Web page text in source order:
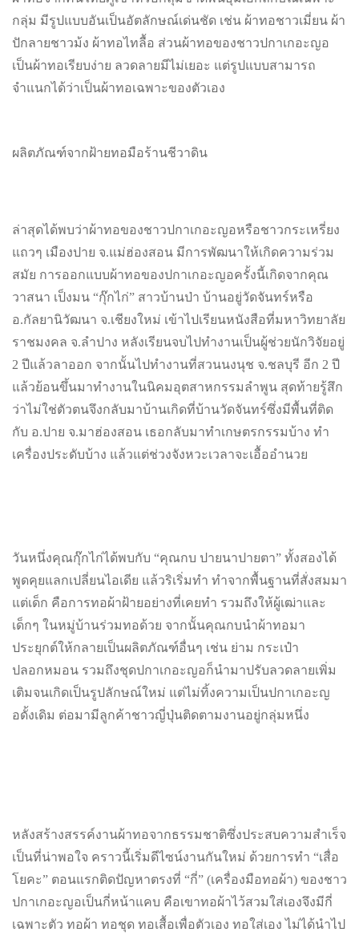
กลุ่ม มีรูปแบบอันเป็นอัตลักษณ์เด่นชัด เช่น ผ้าทอชาวเมี่ยน ผ้า
ปักลายชาวม้ง ผ้าทอไทลื้อ ส่วนผ้าทอของชาวปกาเกอะญอ
เป็นผ้าทอเรียบง่าย ลวดลายมีไม่เยอะ แต่รูปแบบสามารถ
จำแนกได้ว่าเป็นผ้าทอเฉพาะของตัวเอง
ผลิตภัณฑ์จากฝ้ายทอมือร้านชีวาดิน
ล่าสุดได้พบว่าผ้าทอของชาวปกาเกอะญอหรือชาวกระเหรี่ยง
แถวๆ เมืองปาย จ.แม่ฮ่องสอน มีการพัฒนาให้เกิดความร่วม
สมัย การออกแบบผ้าทอของปกาเกอะญอครั้งนี้เกิดจากคุณ
วาสนา เป็งมน “กุ๊กไก่” สาวบ้านป่า บ้านอยู่วัดจันทร์หรือ
อ.กัลยานิวัฒนา จ.เชียงใหม่ เข้าไปเรียนหนังสือที่มหาวิทยาลัย
ราชมงคล จ.ลำปาง หลังเรียนจบไปทำงานเป็นผู้ช่วยนักวิจัยอยู่
2 ปีแล้วลาออก จากนั้นไปทำงานที่สวนนงนุช จ.ชลบุรี อีก 2 ปี
แล้วย้อนขึ้นมาทำงานในนิคมอุตสาหกรรมลำพูน สุดท้ายรู้สึก
ว่าไม่ใช่ตัวตนจึงกลับมาบ้านเกิดที่บ้านวัดจันทร์ซึ่งมีพื้นที่ติด
กับ อ.ปาย จ.มาฮ่องสอน เธอกลับมาทำเกษตรกรรมบ้าง ทำ
เครื่องประดับบ้าง แล้วแต่ช่วงจังหวะเวลาจะเอื้ออำนวย
วันหนึ่งคุณกุ๊กไก่ได้พบกับ “คุณกบ ปายนาปายตา” ทั้งสองได้
พูดคุยแลกเปลี่ยนไอเดีย แล้วริเริ่มทำ ทำจากพื้นฐานที่สั่งสมมา
แต่เด็ก คือการทอผ้าฝ้ายอย่างที่เคยทำ รวมถึงให้ผู้เฒ่าและ
เด็กๆ ในหมู่บ้านร่วมทอด้วย จากนั้นคุณกบนำผ้าทอมา
ประยุกต์ให้กลายเป็นผลิตภัณฑ์อื่นๆ เช่น ย่าม กระเป๋า
ปลอกหมอน รวมถึงชุดปกาเกอะญอก็นำมาปรับลวดลายเพิ่ม
เติมจนเกิดเป็นรูปลักษณ์ใหม่ แต่ไม่ทิ้งความเป็นปกาเกอะญ
อดั้งเดิม ต่อมามีลูกค้าชาวญี่ปุ่นติดตามงานอยู่กลุ่มหนึ่ง
หลังสร้างสรรค์งานผ้าทอจากธรรมชาติซึ่งประสบความสำเร็จ
เป็นที่น่าพอใจ คราวนี้เริ่มดีไซน์งานกันใหม่ ด้วยการทำ “เสื่อ
โยคะ” ตอนแรกติดปัญหาตรงที่ “กี่” (เครื่องมือทอผ้า) ของชาว
ปกาเกอะญอเป็นกี่หน้าแคบ คือเขาทอผ้าไว้สวมใส่เองจึงมีกี่
เฉพาะตัว ทอผ้า ทอชุด ทอเสื้อเพื่อตัวเอง ทอใส่เอง ไม่ได้นำไป